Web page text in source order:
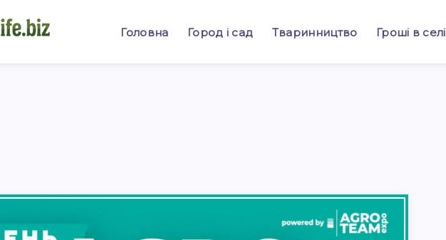
Зараз сезон інкубації гусячих яєць - наша
Головна
Город і сад Тваринництво Гроші в селі